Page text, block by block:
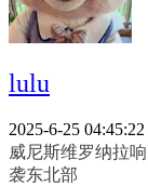
lulu
2025-6-25 04:45:22
威尼斯维罗纳拉
袭东北部